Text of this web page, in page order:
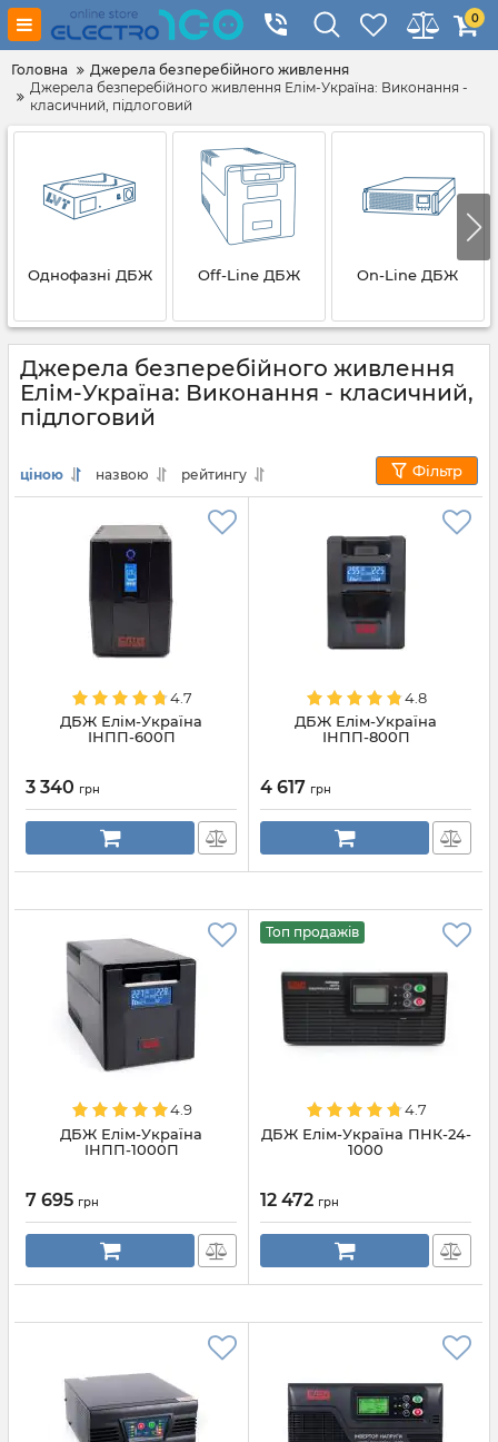
0
Головна
Джерела безперебійного живлення
Джерела безперебійного живлення Елім-Україна: Виконання -
класичний, підлоговий
Однофазні ДБЖ Off-Line ДБЖ On-Line ДБЖ
Джерела безперебійного живлення
Елім-Україна: Виконання - класичний,
підлоговий
ціною назвою рейтингу Фільтр
4.7
ДБЖ Елім-Україна
ІНПП-600П
3 340 грн
4.8
ДБЖ Елім-Україна
ІНПП-800П
4 617 грн
4.9
ДБЖ Елім-Україна
ІНПП-1000П
7 695 грн
Топ продажів
4.7
ДБЖ Елім-Україна ПНК-24-
1000
12 472 грн